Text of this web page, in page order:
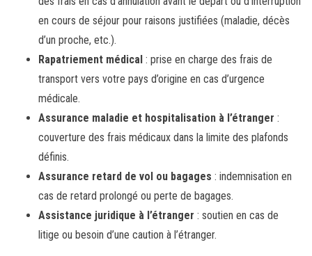
en cours de séjour pour raisons justifiées (maladie, décès
d’un proche, etc.).
Rapatriement médical : prise en charge des frais de
transport vers votre pays d’origine en cas d’urgence
médicale.
Assurance maladie et hospitalisation à l’étranger :
couverture des frais médicaux dans la limite des plafonds
définis.
Assurance retard de vol ou bagages : indemnisation en
cas de retard prolongé ou perte de bagages.
Assistance juridique à l’étranger : soutien en cas de
litige ou besoin d’une caution à l’étranger.